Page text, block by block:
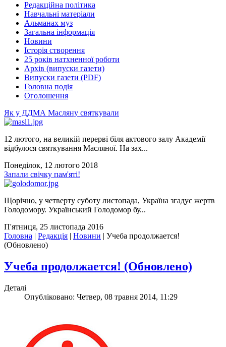
Редакційна політика
Навчальні матеріали
Альманах муз
Загальна інформація
Новини
Історія створення
25 років натхненної роботи
Архів (випуски газети)
Випуски газети (PDF)
Головна подія
Оголошення
Як у ДДМА Масляну святкували
12 лютого, на великій перерві біля актового залу Академії
відбулося святкування Масляної. На зах...
Понеділок, 12 лютого 2018
Запали свічку пам'яті!
Щорічно, у четверту суботу листопада, Україна згадує жертв
Голодомору. Український Голодомор бу...
П'ятниця, 25 листопада 2016
Головна | Редакція | Новини | Учеба продолжается!
(Обновлено)
Учеба продолжается! (Обновлено)
Деталі
Опубліковано: Четвер, 08 травня 2014, 11:29